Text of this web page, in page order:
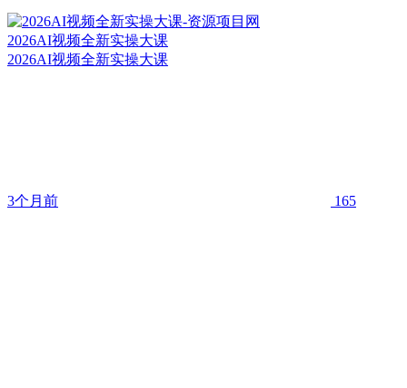
2026AI视频全新实操大课
2026AI视频全新实操大课
3个月前 165